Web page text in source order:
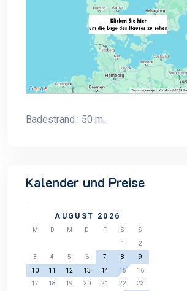
Badestrand : 50 m.
Kalender und Preise
AUGUST 2026
M D M D F S
S
1
2
3
4 5 6 7 8
9
10
11 12 13 14 15
16
17
18 19 20 21 22
23